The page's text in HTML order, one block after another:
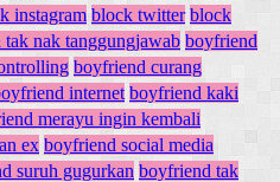
instagram block twitter block
tak nak tanggungjawab boyfriend
boyfriend curang
internet boyfriend kaki
merayu ingin kembali
ex boyfriend social media
suruh gugurkan boyfriend tak